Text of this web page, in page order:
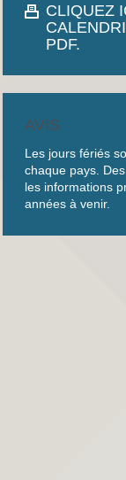
CLIQUEZ
PDF.
AVIS
Les jours fériés
chaque pays.
les informations
années à venir.